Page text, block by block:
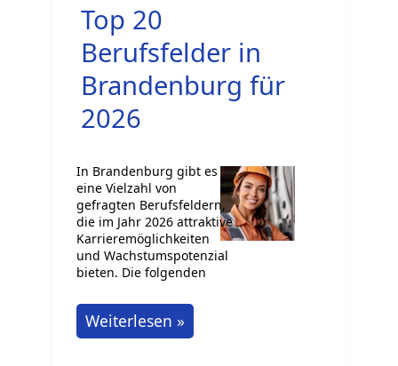
Top 20
Berufsfelder in
Brandenburg für
2026
In Brandenburg gibt es
eine Vielzahl von
gefragten Berufsfeldern,
die im Jahr 2026 attraktive
Karrieremöglichkeiten
und Wachstumspotenzial
bieten. Die folgenden
Top
20
Weiterlesen »